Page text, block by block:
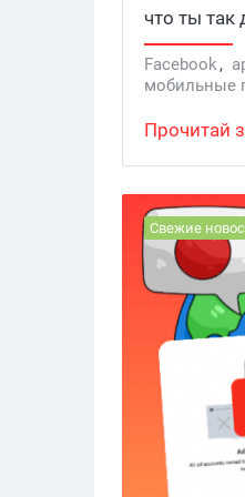
что ты так
связывает
цепного
Facebook,
мобильные
Прочитай
Свежие